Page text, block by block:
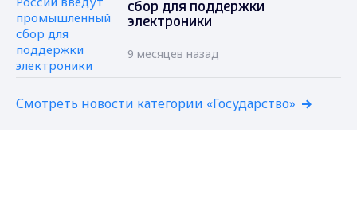
сбор для поддержки
электроники
9 месяцев назад
Смотреть новости категории «Государство»